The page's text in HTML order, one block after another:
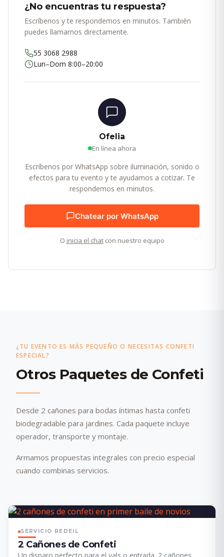
¿No encuentras tu respuesta?
Escríbenos y te respondemos en minutos. También
puedes llamarnos directamente.
55 3068 2988
Lun–Dom 8:00–20:00
Ofelia
En línea ahora
Escríbenos por WhatsApp sobre iluminación, sonido o
efectos para tu evento y te ayudamos a cotizar. Te
respondemos en minutos.
Chatear por WhatsApp
O inicia el chatcon nuestro equipo
¿TU EVENTO ES MÁS PEQUEÑO O NECESITAS CONFETI
ESPECIAL?
Otros Paquetes de Confeti
Desde 2 cañones para bodas íntimas hasta confeti
biodegradable para jardines. Cada paquete incluye
operador, transporte y montaje.
Armamos propuestas integrales con precio especial
cuando combinas servicios.
SERVICIO REDEIL
2 Cañones de Confeti